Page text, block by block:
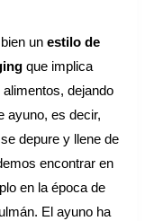
unestilo de
que implica
dejando
ayuno, es decir,
depure y llene de
encontrar en
en la época de
El ayuno ha